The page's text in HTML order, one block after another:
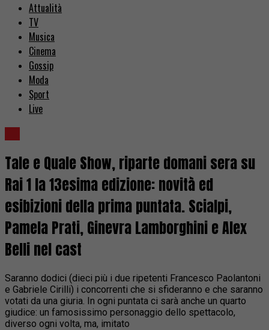
Attualità
TV
Musica
Cinema
Gossip
Moda
Sport
Live
Tale e Quale Show, riparte domani sera su
Rai 1 la 13esima edizione: novità ed
esibizioni della prima puntata. Scialpi,
Pamela Prati, Ginevra Lamborghini e Alex
Belli nel cast
Saranno dodici (dieci più i due ripetenti Francesco Paolantoni
e Gabriele Cirilli) i concorrenti che si sfideranno e che saranno
votati da una giuria. In ogni puntata ci sarà anche un quarto
giudice: un famosissimo personaggio dello spettacolo,
diverso ogni volta, ma, imitato